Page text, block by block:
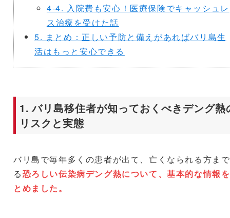
4-4. 入院費も安心！医療保険でキャッシュレ
ス治療を受けた話
5. まとめ：正しい予防と備えがあればバリ島生
活はもっと安心できる
1. バリ島移住者が知っておくべきデング熱
リスクと実態
バリ島で毎年多くの患者が出て、亡くなられる方ま
る恐ろしい伝染病デング熱について、基本的な情報
とめました。